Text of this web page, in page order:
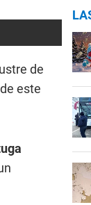
de
este